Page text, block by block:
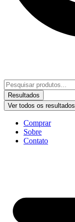
Resultados
Ver todos os resultados
Comprar
Sobre
Contato